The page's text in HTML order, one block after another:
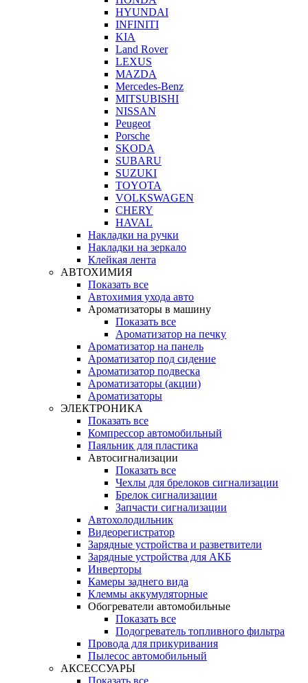
HYUNDAI
INFINITI
KIA
Land Rover
LEXUS
MAZDA
Mercedes-Benz
MITSUBISHI
NISSAN
Peugeot
Porsche
SKODA
SUBARU
SUZUKI
TOYOTA
VOLKSWAGEN
CHERY
HAVAL
Накладки на ручки
Накладки на зеркало
Клейкая лента
АВТОХИМИЯ
Показать все
Автохимия ухода авто
Ароматизаторы в машину
Показать все
Ароматизатор на печку
Ароматизатор на панель
Ароматизатор под сидение
Ароматизатор подвеска
Ароматизаторы (акции)
Ароматизаторы
ЭЛЕКТРОНИКА
Показать все
Компрессор автомобильный
Паяльник для пластика
Автосигнализации
Показать все
Чехлы для брелоков сигнализации
Брелок сигнализации
Запчасти сигнализации
Автохолодильник
Видеорегистратор
Зарядные устройства и разветвители
Зарядные устройства для АКБ
Инверторы
Камеры заднего вида
Клеммы аккумуляторные
Обогреватели автомобильные
Показать все
Подогреватель топливного фильтра
Провода для прикуривания
Пылесос автомобильный
АКСЕССУАРЫ